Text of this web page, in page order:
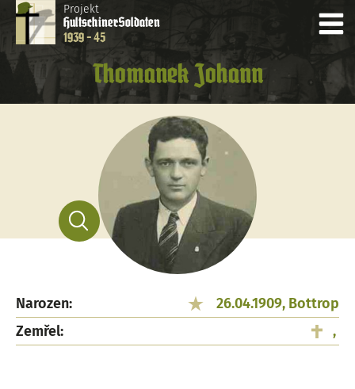
Projekt
HultschinerSoldaten
1939 - 45
Thomanek Johann
Narozen:
26.04.1909, Bottrop
Zemřel:
,